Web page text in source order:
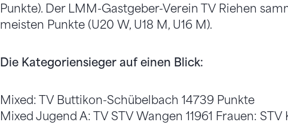
Punkte). Der LMM-Gastgeber-Verein TV Riehen
meisten Punkte (U20 W, U18 M, U16 M).
Die Kategoriensieger auf einen Blick:
Mixed: TV Buttikon-Schübelbach 14739 Punkte
Mixed Jugend A: TV STV Wangen 11961 Frauen: STV